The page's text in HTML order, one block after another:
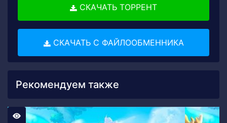
СКАЧАТЬ ТОРРЕНТ
СКАЧАТЬ С ФАЙЛООБМЕННИКА
Рекомендуем также